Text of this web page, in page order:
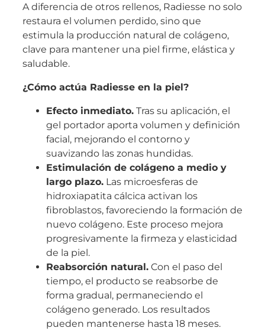
A diferencia de otros rellenos, Radiesse no solo
restaura el volumen perdido, sino que
estimula la producción natural de colágeno,
clave para mantener una piel firme, elástica y
saludable.
¿Cómo actúa Radiesse en la piel?
Efecto inmediato. Tras su aplicación, el
gel portador aporta volumen y definición
facial, mejorando el contorno y
suavizando las zonas hundidas.
Estimulación de colágeno a medio y
largo plazo. Las microesferas de
hidroxiapatita cálcica activan los
fibroblastos, favoreciendo la formación de
nuevo colágeno. Este proceso mejora
progresivamente la firmeza y elasticidad
de la piel.
Reabsorción natural. Con el paso del
tiempo, el producto se reabsorbe de
forma gradual, permaneciendo el
colágeno generado. Los resultados
pueden mantenerse hasta 18 meses.